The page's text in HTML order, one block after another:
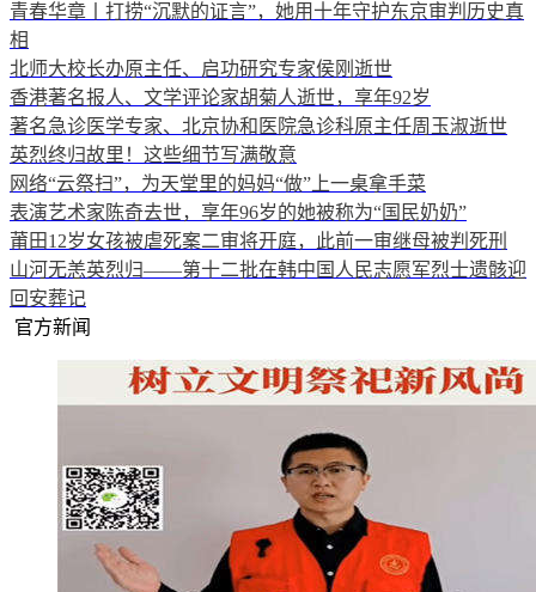
青春华章丨打捞“沉默的证言”，她用十年守护东京审判历史真
相
北师大校长办原主任、启功研究专家侯刚逝世
香港著名报人、文学评论家胡菊人逝世，享年92岁
著名急诊医学专家、北京协和医院急诊科原主任周玉淑逝世
英烈终归故里！这些细节写满敬意
网络“云祭扫”，为天堂里的妈妈“做”上一桌拿手菜
表演艺术家陈奇去世，享年96岁的她被称为“国民奶奶”
莆田12岁女孩被虐死案二审将开庭，此前一审继母被判死刑
山河无恙英烈归——第十二批在韩中国人民志愿军烈士遗骸迎
回安葬记
官方新闻